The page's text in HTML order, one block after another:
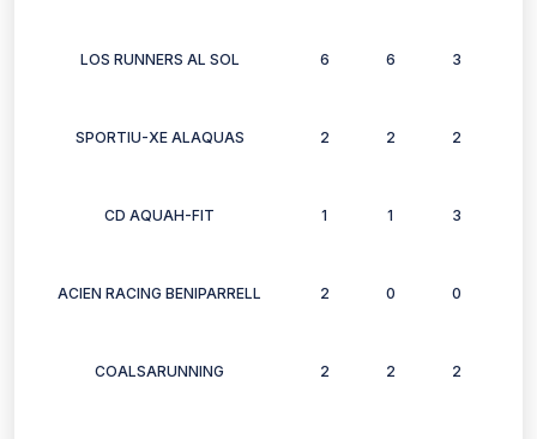
LOS RUNNERS AL SOL 6 6 3
SPORTIU-XE ALAQUAS 2 2 2
CD AQUAH-FIT 1 1 3
ACIEN RACING BENIPARRELL 2 0 0
COALSARUNNING 2 2 2